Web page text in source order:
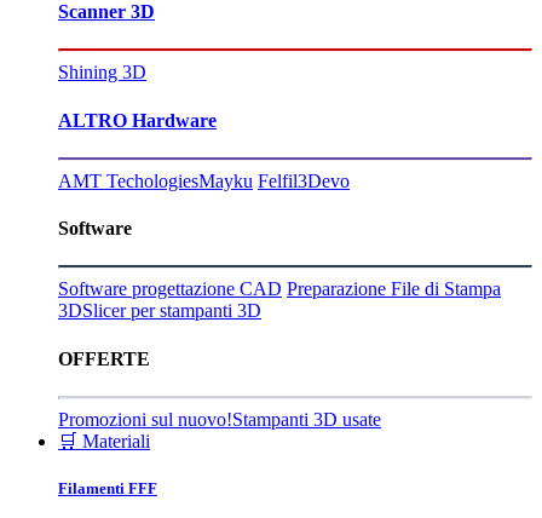
Scanner 3D
Shining 3D
ALTRO Hardware
AMT TechologiesMayku Felfil3Devo
Software
Software progettazione CAD Preparazione File di Stampa
3DSlicer per stampanti 3D
OFFERTE
Promozioni sul nuovo!Stampanti 3D usate
🛒 Materiali
Filamenti FFF